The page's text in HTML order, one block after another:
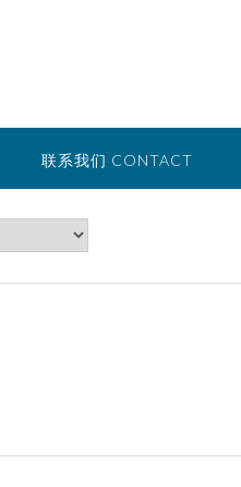
联系我们 CONTACT